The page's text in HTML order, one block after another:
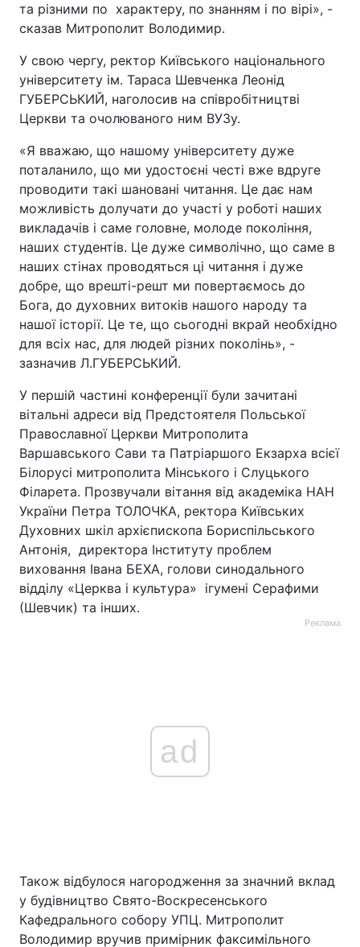
та різними по характеру, по знанням і по вірі», -
сказав Митрополит Володимир.
У свою чергу, ректор Київського національного
університету ім. Тараса Шевченка Леонід
ГУБЕРСЬКИЙ, наголосив на співробітництві
Церкви та очолюваного ним ВУЗу.
«Я вважаю, що нашому університету дуже
поталанило, що ми удостоєні честі вже вдруге
проводити такі шановані читання. Це дає нам
можливість долучати до участі у роботі наших
викладачів і саме головне, молоде покоління,
наших студентів. Це дуже символічно, що саме в
наших стінах проводяться ці читання і дуже
добре, що врешті-решт ми повертаємось до
Бога, до духовних витоків нашого народу та
нашої історії. Це те, що сьогодні вкрай необхідно
для всіх нас, для людей різних поколінь», -
зазначив Л.ГУБЕРСЬКИЙ.
У першій частині конференції були зачитані
вітальні адреси від Предстоятеля Польської
Православної Церкви Митрополита
Варшавського Сави та Патріаршого Екзарха всієї
Білорусі митрополита Мінського і Слуцького
Філарета. Прозвучали вітання від академіка НАН
України Петра ТОЛОЧКА, ректора Київських
Духовних шкіл архієпископа Бориспільського
Антонія, директора Інституту проблем
виховання Івана БЕХА, голови синодального
відділу «Церква і культура» ігумені Серафими
(Шевчик) та інших.
Реклама
ad
Також відбулося нагородження за значний вклад
у будівництво Свято-Воскресенського
Кафедрального собору УПЦ. Митрополит
Володимир вручив примірник факсимільного